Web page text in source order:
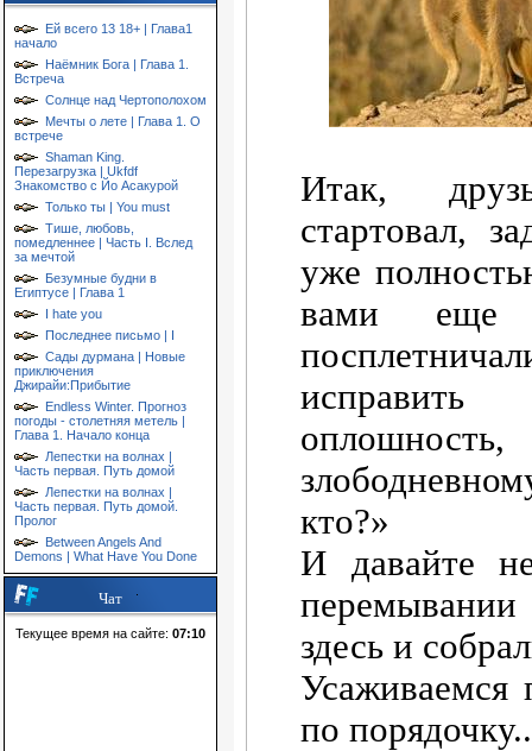
Ей всего 13 18+ | Глава1
начало
Наёмник Бога | Глава 1.
Встреча
Солнце над Чертополохом
Мечты о лете | Глава 1. О
встрече
Shaman King.
Перезагрузка | Ukfdf
Знакомство с Йо Асакурой
Только ты | You must
Тише, любовь,
помедленнее | Часть I. Вслед
за мечтой
Безумные будни в
Египтусе | Глава 1
I hate you
Последнее письмо | I
Сады дурмана | Новые
приключения
Джирайи:Прибытие
Endless Winter. Прогноз
погоды - столетняя метель |
Глава 1. Начало конца
Лепестки на волнах |
Часть первая. Путь домой
Лепестки на волнах |
Часть первая. Путь домой.
Пролог
Between Angels And
Demons | What Have You Done
Чат
Текущее время на сайте: 07:10
Итак,
стартовал,
уже
вами
кто?»
И давайте
здесь и
Усаживаемся
по